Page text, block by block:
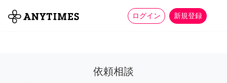
ログイン 新規登録
全て 家事 more_horiz
依頼相談